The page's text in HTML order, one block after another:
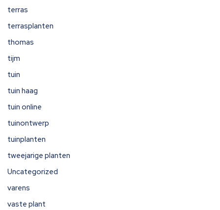
terras
terrasplanten
thomas
tijm
tuin
tuin haag
tuin online
tuinontwerp
tuinplanten
tweejarige planten
Uncategorized
varens
vaste plant